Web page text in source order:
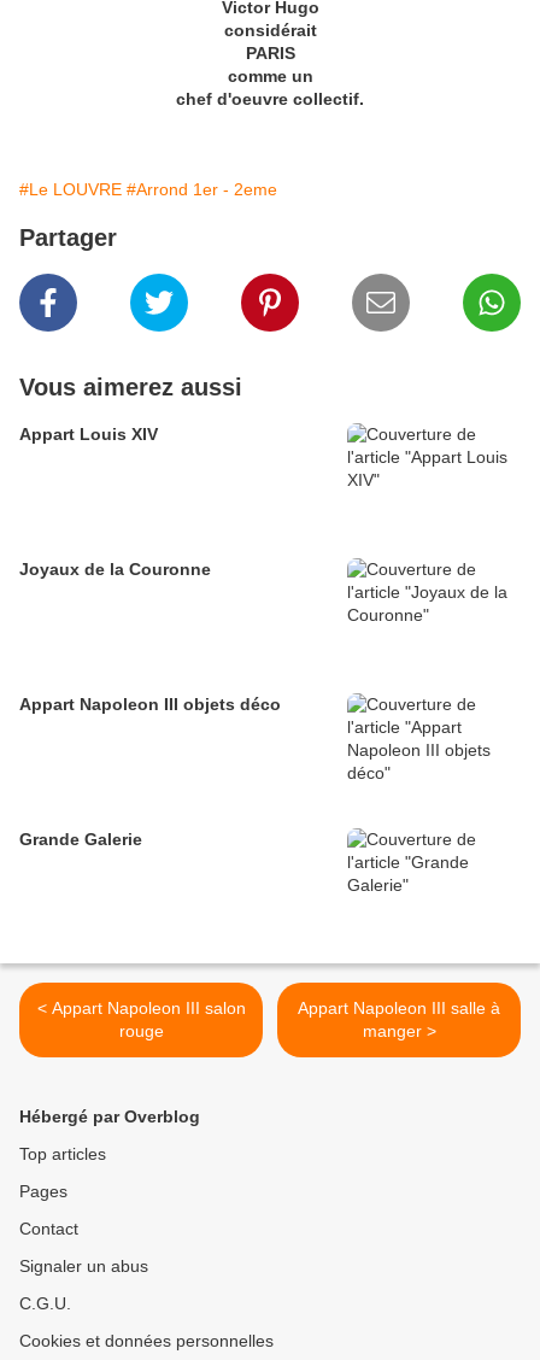
Victor Hugo
considérait
PARIS
comme un
chef d'oeuvre collectif.
#Le LOUVRE #Arrond 1er - 2eme
Partager
Vous aimerez aussi
Appart Louis XIV
Joyaux de la Couronne
Appart Napoleon III objets déco
Grande Galerie
< Appart Napoleon III salon
rouge
Appart Napoleon III salle à
manger >
Hébergé par Overblog
Top articles
Pages
Contact
Signaler un abus
C.G.U.
Cookies et données personnelles